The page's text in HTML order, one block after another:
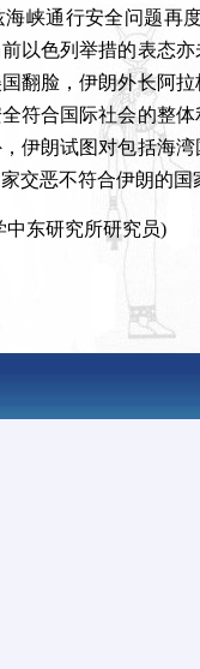
海峡通行安全问题再
以色列举措的表态
翻脸，伊朗外长阿
符合国际社会的整
伊朗试图对包括海
交恶不符合伊朗的国
东研究所研究员)